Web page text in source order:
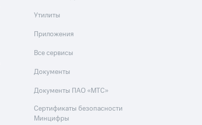
Утилиты
Приложения
Все сервисы
Документы
Документы ПАО «МТС»
Сертификаты безопасности
Минцифры